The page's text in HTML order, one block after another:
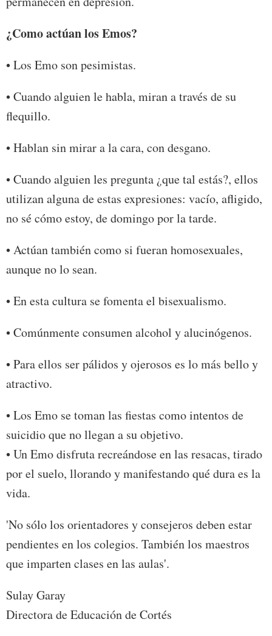
¿Como actúan los Emos?
• Los Emo son pesimistas.
• Cuando alguien le habla, miran a través de su
flequillo.
• Hablan sin mirar a la cara, con desgano.
• Cuando alguien les pregunta ¿que tal estás?, ellos
utilizan alguna de estas expresiones: vacío, afligido,
no sé cómo estoy, de domingo por la tarde.
• Actúan también como si fueran homosexuales,
aunque no lo sean.
• En esta cultura se fomenta el bisexualismo.
• Comúnmente consumen alcohol y alucinógenos.
• Para ellos ser pálidos y ojerosos es lo más bello y
atractivo.
• Los Emo se toman las fiestas como intentos de
suicidio que no llegan a su objetivo.
• Un Emo disfruta recreándose en las resacas, tirado
por el suelo, llorando y manifestando qué dura es la
vida.
'No sólo los orientadores y consejeros deben estar
pendientes en los colegios. También los maestros
que imparten clases en las aulas'.
Sulay Garay
Directora de Educación de Cortés